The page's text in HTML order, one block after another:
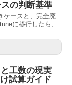
の判断基準
ケースと、完全廃
に移行したら、
工数の現実
試算ガイド